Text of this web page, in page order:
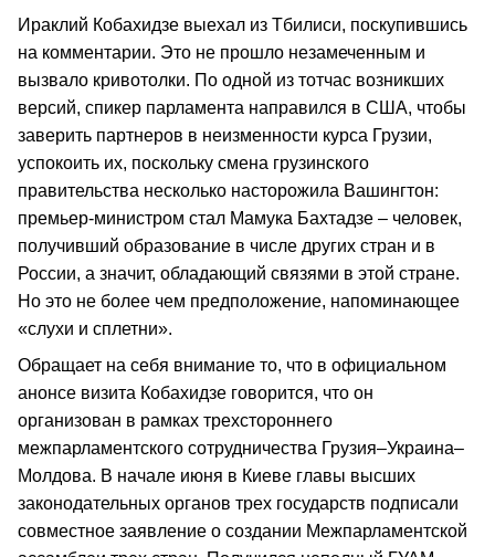
Ираклий Кобахидзе выехал из Тбилиси, поскупившись
на комментарии. Это не прошло незамеченным и
вызвало кривотолки. По одной из тотчас возникших
версий, спикер парламента направился в США, чтобы
заверить партнеров в неизменности курса Грузии,
успокоить их, поскольку смена грузинского
правительства несколько насторожила Вашингтон:
премьер-министром стал Мамука Бахтадзе – человек,
получивший образование в числе других стран и в
России, а значит, обладающий связями в этой стране.
Но это не более чем предположение, напоминающее
«слухи и сплетни».
Обращает на себя внимание то, что в официальном
анонсе визита Кобахидзе говорится, что он
организован в рамках трехстороннего
межпарламентского сотрудничества Грузия–Украина–
Молдова. В начале июня в Киеве главы высших
законодательных органов трех государств подписали
совместное заявление о создании Межпарламентской